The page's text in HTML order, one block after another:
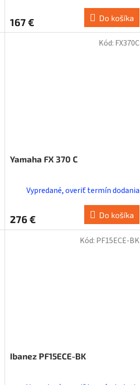
167 € Do košíka
Yamaha FX 370 C
Vypredané, overiť termín dodania
276 € Do košíka
Kód: FX370C
Ibanez PF15ECE-BK
Kód: PF15ECE-BK